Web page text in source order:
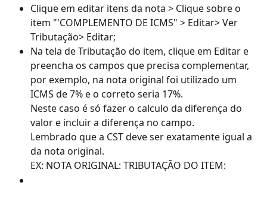
Clique em editar itens da nota > Clique sobre o
item "'COMPLEMENTO DE ICMS" > Editar> Ver
Tributação> Editar;
Na tela de Tributação do item, clique em Editar e
preencha os campos que precisa complementar,
por exemplo, na nota original foi utilizado um
ICMS de 7% e o correto seria 17%.
Neste caso é só fazer o calculo da diferença do
valor e incluir a diferença no campo.
Lembrado que a CST deve ser exatamente igual a
da nota original.
EX: NOTA ORIGINAL: TRIBUTAÇÃO DO ITEM: